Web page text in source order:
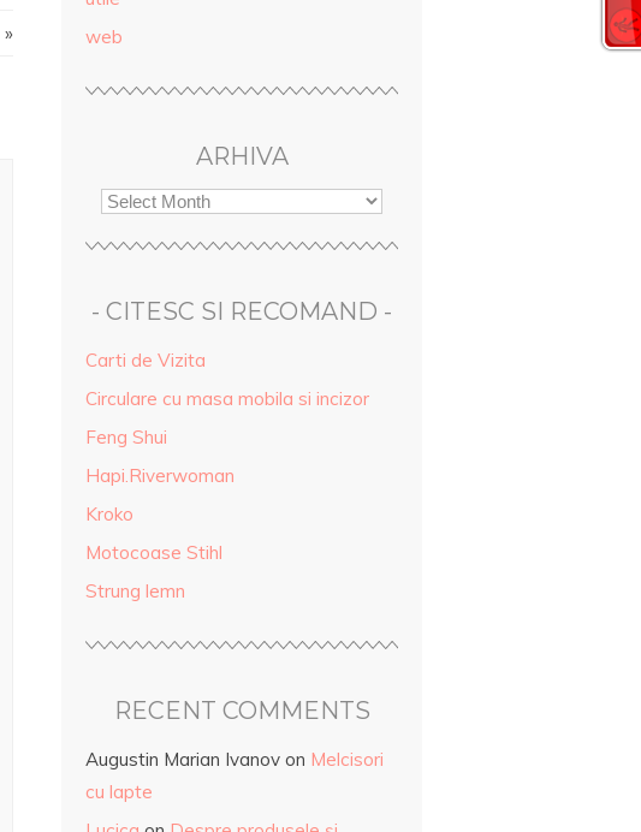
»
web
ARHIVA
- CITESC SI RECOMAND -
Carti de Vizita
Circulare cu masa mobila si incizor
Feng Shui
Hapi.Riverwoman
Kroko
Motocoase Stihl
Strung lemn
RECENT COMMENTS
Augustin Marian Ivanov on Melcisori
cu lapte